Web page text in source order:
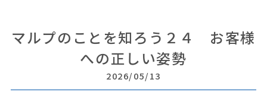
マルプのことを知ろう２４ お客様
への正しい姿勢
2026/05/13